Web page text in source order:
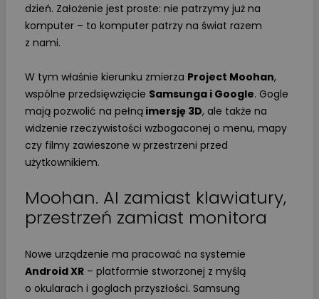
dzień. Założenie jest proste: nie patrzymy już na
komputer – to komputer patrzy na świat razem
z nami.
W tym właśnie kierunku zmierza Project Moohan,
wspólne przedsięwzięcie Samsunga i Google. Gogle
mają pozwolić na pełną imersję 3D, ale także na
widzenie rzeczywistości wzbogaconej o menu, mapy
czy filmy zawieszone w przestrzeni przed
użytkownikiem.
Moohan. AI zamiast klawiatury,
przestrzeń zamiast monitora
Nowe urządzenie ma pracować na systemie
Android XR – platformie stworzonej z myślą
o okularach i goglach przyszłości. Samsung